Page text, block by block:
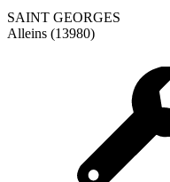
SAINT GEORGES
Alleins (13980)